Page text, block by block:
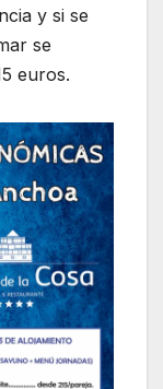
y si se
se
euros.